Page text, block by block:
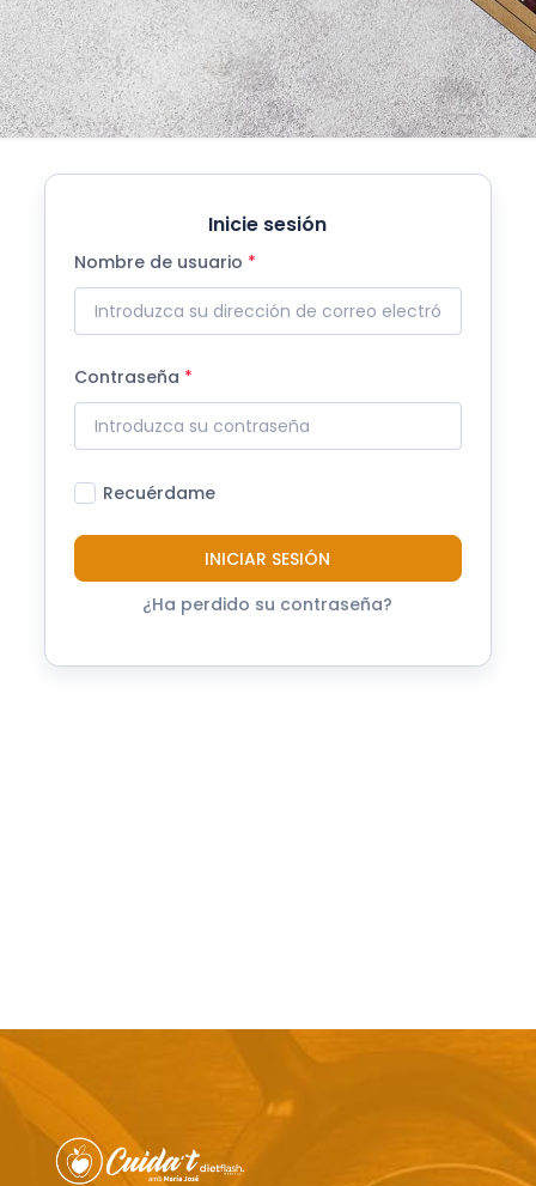
Inicie sesión
Nombre de usuario
Contraseña
Recuérdame
INICIAR SESIÓN
¿Ha perdido su contraseña?